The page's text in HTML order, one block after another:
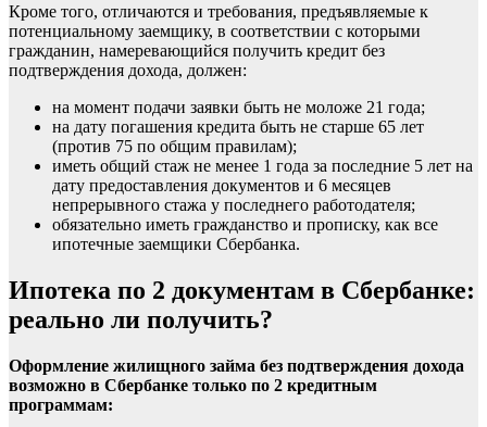
Кроме того, отличаются и требования, предъявляемые к
потенциальному заемщику, в соответствии с которыми
гражданин, намеревающийся получить кредит без
подтверждения дохода, должен:
на момент подачи заявки быть не моложе 21 года;
на дату погашения кредита быть не старше 65 лет
(против 75 по общим правилам);
иметь общий стаж не менее 1 года за последние 5 лет на
дату предоставления документов и 6 месяцев
непрерывного стажа у последнего работодателя;
обязательно иметь гражданство и прописку, как все
ипотечные заемщики Сбербанка.
Ипотека по 2 документам в Сбербанке:
реально ли получить?
Оформление жилищного займа без подтверждения дохода
возможно в Сбербанке только по 2 кредитным
программам: